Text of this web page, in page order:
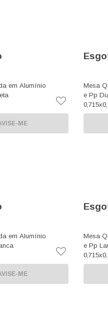
em Alumínio
ME
Mesa
e Pp
em Alumínio
ME
Mesa
e Pp